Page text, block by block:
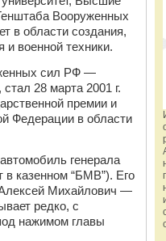
Вооруженных
в области создания,
и военной техники.
сил РФ —
28 марта 2001 г.
премии и
Федерации в области
генерала
в казенном “БМВ”). Его
Михайлович —
редко, с
нажимом главы